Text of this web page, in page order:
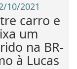
10/2021
carro e
um
na BR-
à Lucas